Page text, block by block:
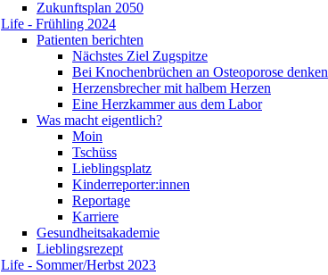
Zukunftsplan 2050
Life - Frühling 2024
Patienten berichten
Nächstes Ziel Zugspitze
Bei Knochenbrüchen an Osteoporose denken
Herzensbrecher mit halbem Herzen
Eine Herzkammer aus dem Labor
Was macht eigentlich?
Moin
Tschüss
Lieblingsplatz
Kinderreporter:innen
Reportage
Karriere
Gesundheitsakademie
Lieblingsrezept
Life - Sommer/Herbst 2023